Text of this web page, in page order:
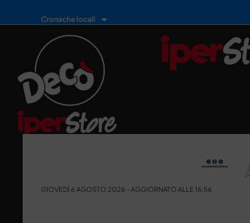
Cronache locali
GIOVEDÌ 6 AGOSTO 2026 - AGGIORNATO ALLE 16:56